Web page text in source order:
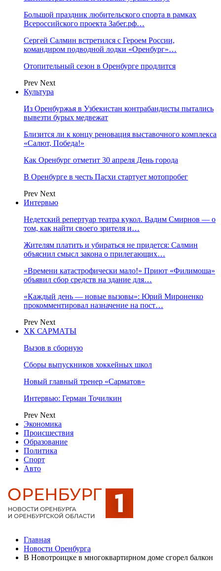
Большой праздник любительского спорта в рамках
Всероссийского проекта Забег.рф…
Сергей Салмин встретился с Героем России,
командиром подводной лодки «Оренбург»…
Отопительный сезон в Оренбурге продлится
Prev Next
Культура
Из Оренбуржья в Узбекистан контрабандисты пытались
вывезти бурых медвежат
Близится ли к концу реновация выставочного комплекса
«Салют, Победа!»
Как Оренбург отметит 30 апреля День города
В Оренбурге в честь Пасхи стартует мотопробег
Prev Next
Интервью
Недетский репертуар театра кукол. Вадим Смирнов — о
том, как найти своего зрителя и…
Жителям платить и убираться не придется: Салмин
объяснил смысл закона о прилегающих…
«Времени катастрофически мало!» Приют «Филимоша»
объявил сбор средств на здание для…
«Каждый день — новые вызовы»: Юрий Мироненко
прокомментировал назначение на пост…
Prev Next
ХК САРМАТЫ
Вызов в сборную
Сборы выпускников хоккейных школ
Новый главный тренер «Сарматов»
Интервью: Герман Точилкин
Prev Next
Экономика
Происшествия
Образование
Политика
Спорт
Авто
Главная
Новости Оренбурга
В Новотроицке в многоквартирном доме сгорел балкон